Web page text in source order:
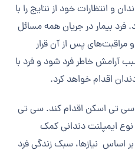
و انتظارات خود از نتایج را با
فرد بیمار در جریان همه مسائل
و مراقبت‌های پس از آن قرار
آرامش خاطر فرد شود و فرد با
اقدام خواهد کرد.
سی تی اسکن اقدام کند. سی تی
ایمپلنت دندانی کمک
اساس نیازها، سبک زندگی فرد